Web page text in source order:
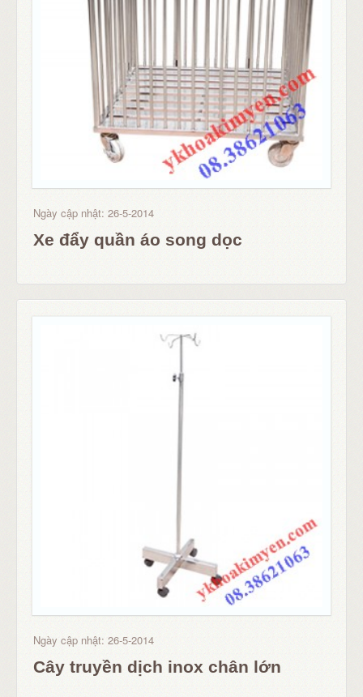
Ngày cập nhật: 26-5-2014
Xe đẩy quần áo song dọc
Ngày cập nhật: 26-5-2014
Cây truyền dịch inox chân lớn